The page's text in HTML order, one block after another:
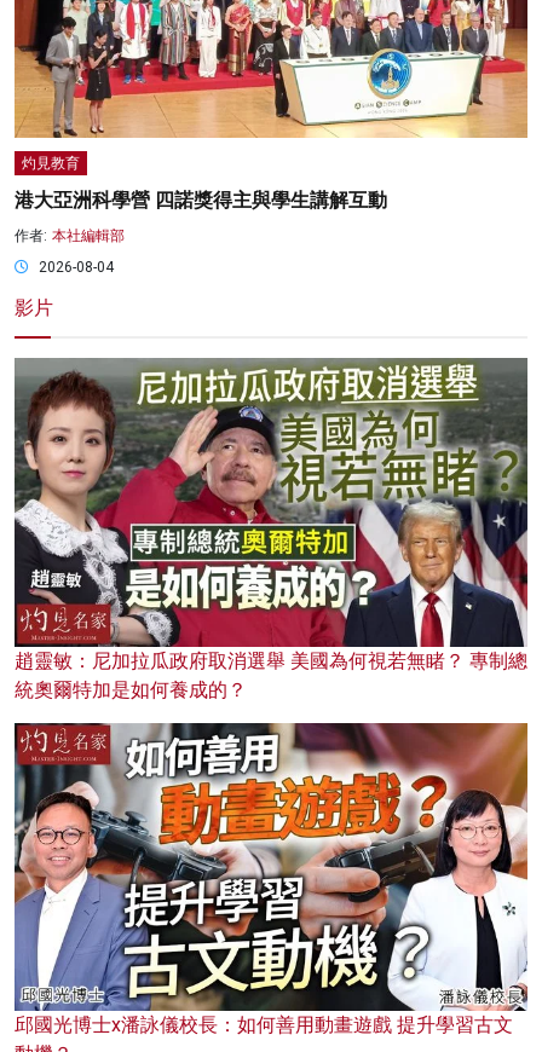
灼見教育
港大亞洲科學營 四諾獎得主與學生講解互動
作者: 本社編輯部
2026-08-04
影片
趙靈敏：尼加拉瓜政府取消選舉 美國為何視若無睹？ 專制總
統奧爾特加是如何養成的？
邱國光博士x潘詠儀校長：如何善用動畫遊戲 提升學習古文